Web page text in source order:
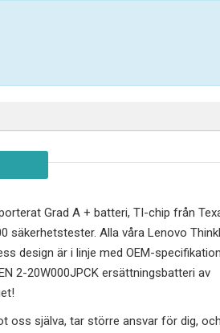
Grad A + batteri, TI-chip från
Alla våra Lenovo
design är i linje med OEM-
2-20W000JPCK ersättningsbatteri av
oss själva, tar större ansvar för dig,